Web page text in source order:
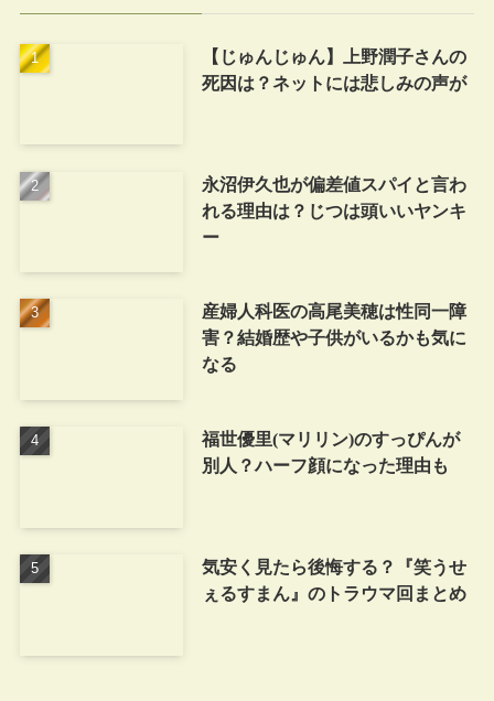
【じゅんじゅん】上野潤子さんの
死因は？ネットには悲しみの声が
永沼伊久也が偏差値スパイと言わ
れる理由は？じつは頭いいヤンキ
ー
産婦人科医の高尾美穂は性同一障
害？結婚歴や子供がいるかも気に
なる
福世優里(マリリン)のすっぴんが
別人？ハーフ顔になった理由も
気安く見たら後悔する？『笑うせ
ぇるすまん』のトラウマ回まとめ